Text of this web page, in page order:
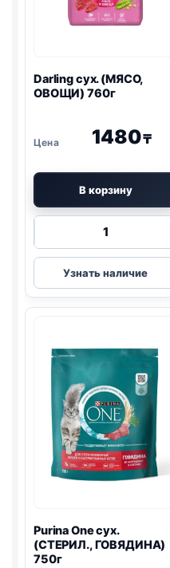
Darling сух. (МЯСО,
ОВОЩИ) 760г
1480₸
В корзину
Количество
Darling
сух.
(МЯСО,
Узнать наличие
Purina Oneсух.
(СТЕРИЛ., ГОВЯДИНА)
750г